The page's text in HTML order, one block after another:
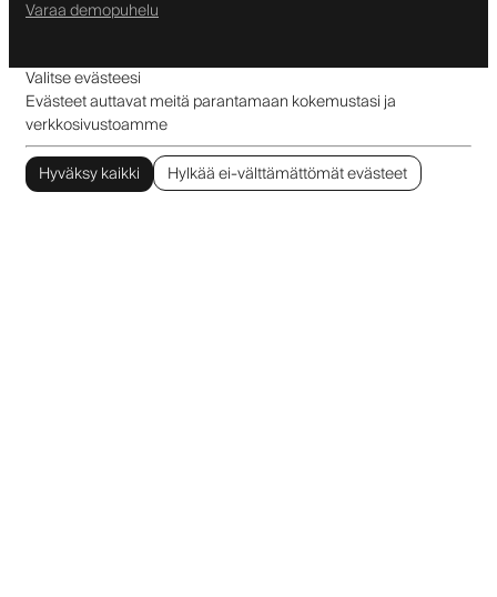
Varaa demopuhelu
Valitse evästeesi
Evästeet auttavat meitä parantamaan kokemustasi ja
verkkosivustoamme
Hyväksy kaikki
Hylkää ei-välttämättömät evästeet